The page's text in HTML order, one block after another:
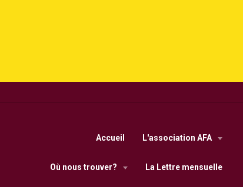
Accueil L'association AFA
Οù nous trouver? La Lettre mensuelle